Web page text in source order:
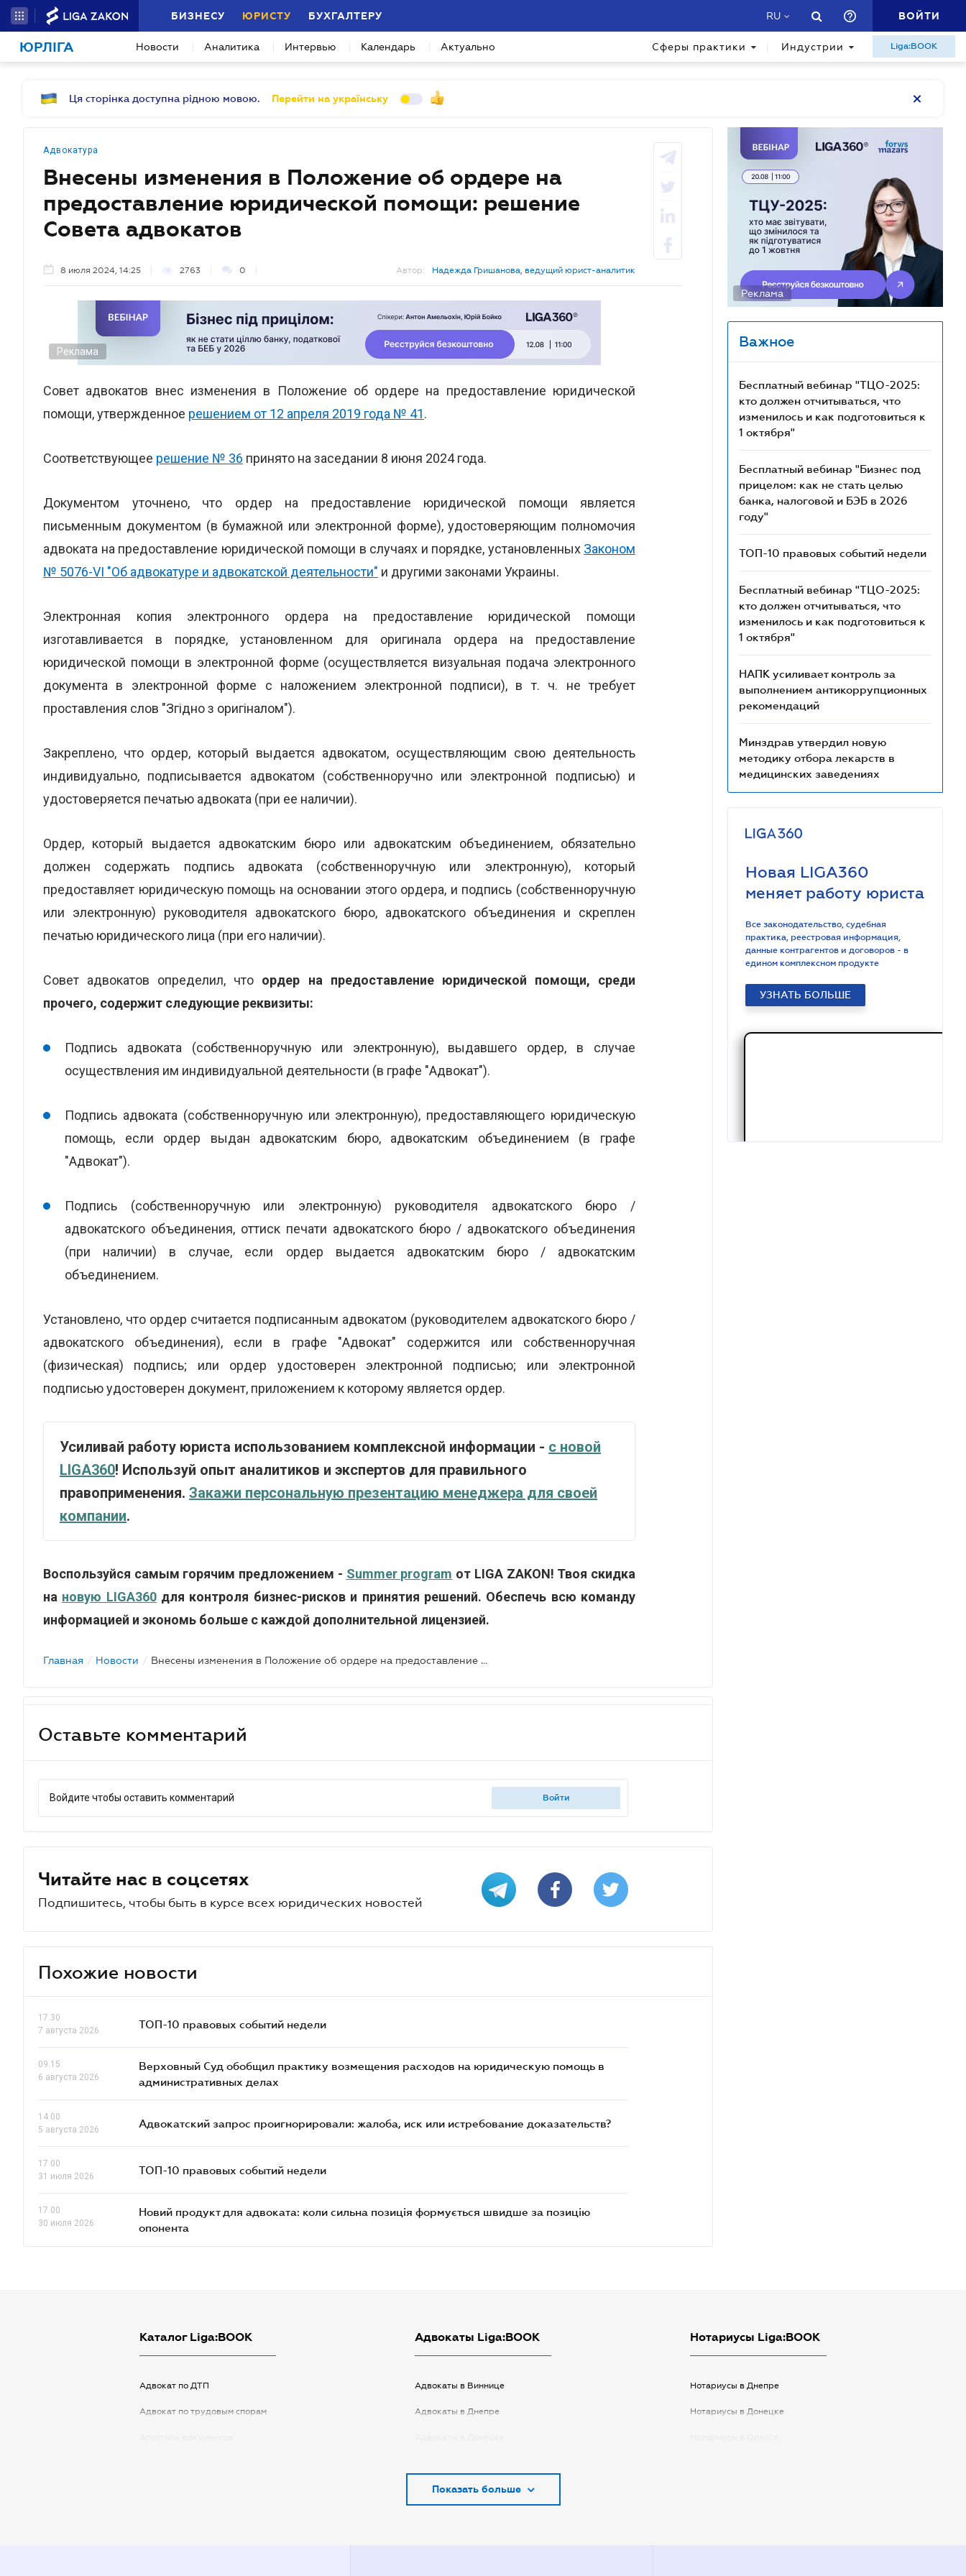
БИЗНЕСУ ЮРИСТУ БУХГАЛТЕРУ RU ВОЙТИ
ЮРЛІГА Новости Аналитика Интервью Календарь Актуально Сферы практики Индустрии Liga:BOOK
Ця сторінка доступна рідною мовою. Перейти на українську
Адвокатура
Внесены изменения в Положение об ордере на
предоставление юридической помощи: решение
Совета адвокатов
8 июля 2024, 14:25 2763 0 Автор: Надежда Гришанова, ведущий юрист-аналитик
Реклама
Совет адвокатов внес изменения в Положение об ордере на предоставление юридической
помощи, утвержденное решением от 12 апреля 2019 года № 41.
Соответствующее решение № 36 принято на заседании 8 июня 2024 года.
Документом уточнено, что ордер на предоставление юридической помощи является
письменным документом (в бумажной или электронной форме), удостоверяющим полномочия
адвоката на предоставление юридической помощи в случаях и порядке, установленных Законом
№ 5076-VI "Об адвокатуре и адвокатской деятельности" и другими законами Украины.
Электронная копия электронного ордера на предоставление юридической помощи
изготавливается в порядке, установленном для оригинала ордера на предоставление
юридической помощи в электронной форме (осуществляется визуальная подача электронного
документа в электронной форме с наложением электронной подписи), в т. ч. не требует
проставления слов "Згідно з оригіналом").
Закреплено, что ордер, который выдается адвокатом, осуществляющим свою деятельность
индивидуально, подписывается адвокатом (собственноручно или электронной подписью) и
удостоверяется печатью адвоката (при ее наличии).
Ордер, который выдается адвокатским бюро или адвокатским объединением, обязательно
должен содержать подпись адвоката (собственноручную или электронную), который
предоставляет юридическую помощь на основании этого ордера, и подпись (собственноручную
или электронную) руководителя адвокатского бюро, адвокатского объединения и скреплен
печатью юридического лица (при его наличии).
Совет адвокатов определил, что ордер на предоставление юридической помощи, среди
прочего, содержит следующие реквизиты:
Подпись адвоката (собственноручную или электронную), выдавшего ордер, в случае
осуществления им индивидуальной деятельности (в графе "Адвокат").
Подпись адвоката (собственноручную или электронную), предоставляющего юридическую
помощь, если ордер выдан адвокатским бюро, адвокатским объединением (в графе
"Адвокат").
Подпись (собственноручную или электронную) руководителя адвокатского бюро /
адвокатского объединения, оттиск печати адвокатского бюро / адвокатского объединения
(при наличии) в случае, если ордер выдается адвокатским бюро / адвокатским
объединением.
Установлено, что ордер считается подписанным адвокатом (руководителем адвокатского бюро /
адвокатского объединения), если в графе "Адвокат" содержится или собственноручная
(физическая) подпись; или ордер удостоверен электронной подписью; или электронной
подписью удостоверен документ, приложением к которому является ордер.
Усиливай работу юриста использованием комплексной информации - с новой
LIGA360! Используй опыт аналитиков и экспертов для правильного
правоприменения. Закажи персональную презентацию менеджера для своей
компании.
Воспользуйся самым горячим предложением - Summer program от LIGA ZAKON! Твоя скидка
на новую LIGA360для контроля бизнес-рисков и принятия решений. Обеспечь всю команду
информацией и экономь больше с каждой дополнительной лицензией.
Главная / Новости / Внесены изменения в Положение об ордере на предоставление юридической помощи: решение Совета адвокатов
Оставьте комментарий
Войдите чтобы оставить комментарий войти
Читайте нас в соцсетях
Подпишитесь, чтобы быть в курсе всех юридических новостей
Похожие новости
17.30
7 августа 2026
ТОП-10 правовых событий недели
09.15
6 августа 2026
Верховный Суд обобщил практику возмещения расходов на юридическую помощь в
административных делах
14.00
5 августа 2026
Адвокатский запрос проигнорировали: жалоба, иск или истребование доказательств?
17.00
31 июля 2026
ТОП-10 правовых событий недели
17.00
30 июля 2026
Новий продукт для адвоката: коли сильна позиція формується швидше за позицію
опонента
Реклама
Важное
Бесплатный вебинар "ТЦО-2025:
кто должен отчитываться, что
изменилось и как подготовиться к
1 октября"
Бесплатный вебинар "Бизнес под
прицелом: как не стать целью
банка, налоговой и БЭБ в 2026
году"
ТОП-10 правовых событий недели
Бесплатный вебинар "ТЦО-2025:
кто должен отчитываться, что
изменилось и как подготовиться к
1 октября"
НАПК усиливает контроль за
выполнением антикоррупционных
рекомендаций
Минздрав утвердил новую
методику отбора лекарств в
медицинских заведениях
Новая LIGA360
меняет работу юриста
Все законодательство, судебная
практика, реестровая информация,
данные контрагентов и договоров - в
едином комплексном продукте
УЗНАТЬ БОЛЬШЕ
Каталог Liga:BOOK
Адвокат по ДТП
Адвокат по трудовым спорам
Адвокаты Liga:BOOK
Адвокаты в Виннице
Адвокаты в Днепре
Адвокаты в Киеве
Нотариусы Liga:BOOK
Нотариусы в Днепре
Нотариусы в Донецке
Показать больше